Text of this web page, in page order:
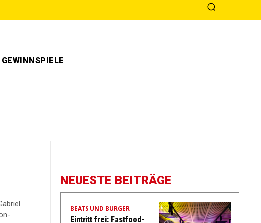
GEWINNSPIELE
NEUESTE BEITRÄGE
BEATS UND BURGER
Eintritt frei: Fastfood-